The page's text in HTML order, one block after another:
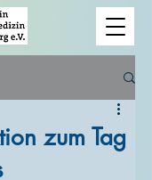
kann.
zum Tag